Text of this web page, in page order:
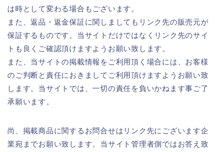
は時として変わる場合もございます。
また、返品・返金保証に関しましてもリンク先の販売元が
保証するものです。当サイトだけではなくリンク先のサイ
トも良くご確認頂けますようお願い致します。
また、当サイトの掲載情報をご利用頂く場合には、お客様
のご判断と責任におきましてご利用頂けますようお願い致
します。当サイトでは、一切の責任を負いかねます事ご了
承願います。
尚、掲載商品に関するお問合せはリンク先にございます企
業宛までお願い致します。当サイト管理者側ではお答え致